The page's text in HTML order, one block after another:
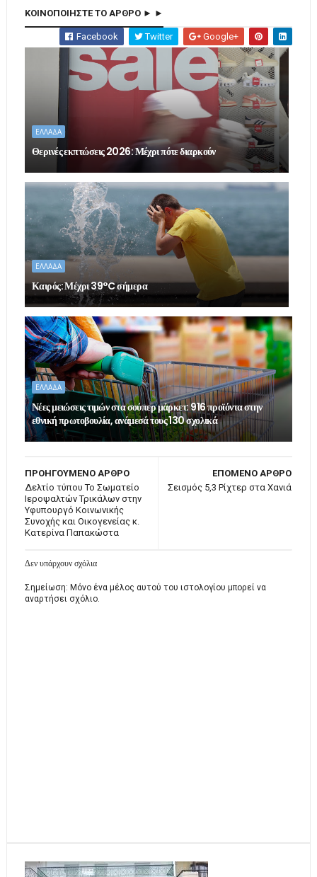
ΚΟΙΝΟΠΟΙΗΣΤΕ ΤΟ ΑΡΘΡΟ ► ►
Facebook Twitter Google+
ΕΛΛΑΔΑ
Θερινές εκπτώσεις 2026: Μέχρι πότε διαρκούν
ΕΛΛΑΔΑ
Καιρός: Μέχρι 39°C σήμερα
ΕΛΛΑΔΑ
Νέες μειώσεις τιμών στα σούπερ μάρκετ: 916 προϊόντα στην
εθνική πρωτοβουλία, ανάμεσά τους 130 σχολικά
ΕΠΟΜΕΝΟ ΑΡΘΡΟ
Σεισμός 5,3 Ρίχτερ στα Χανιά
ΠΡΟΗΓΟΥΜΕΝΟ ΑΡΘΡΟ
Δελτίο τύπου Το Σωματείο
Ιεροψαλτών Τρικάλων στην
Υφυπουργό Κοινωνικής
Συνοχής και Οικογενείας κ.
Κατερίνα Παπακώστα
Δεν υπάρχουν σχόλια
Σημείωση: Μόνο ένα μέλος αυτού του ιστολογίου μπορεί να
αναρτήσει σχόλιο.